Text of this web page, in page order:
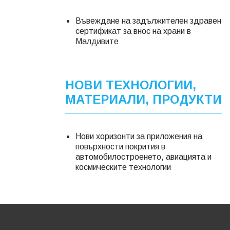
Въвеждане на задължителен здравен
сертификат за внос на храни в
Малдивите
НОВИ ТЕХНОЛОГИИ,
МАТЕРИАЛИ, ПРОДУКТИ
Нови хоризонти за приложения на
повърхности покрития в
автомобилостроенето, авиацията и
космическите технологии